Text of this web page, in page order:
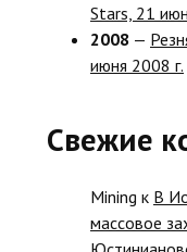
Stars, 21
2008 —
июня 2008 г.
Свежие
Mining к В
массовое